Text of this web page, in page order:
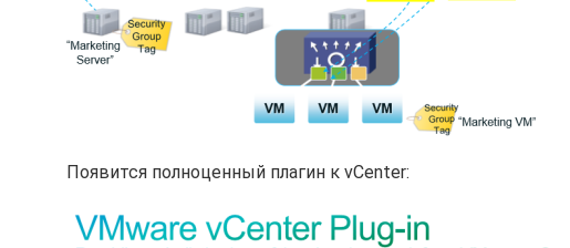
Появится полноценный плагин к vCenter: